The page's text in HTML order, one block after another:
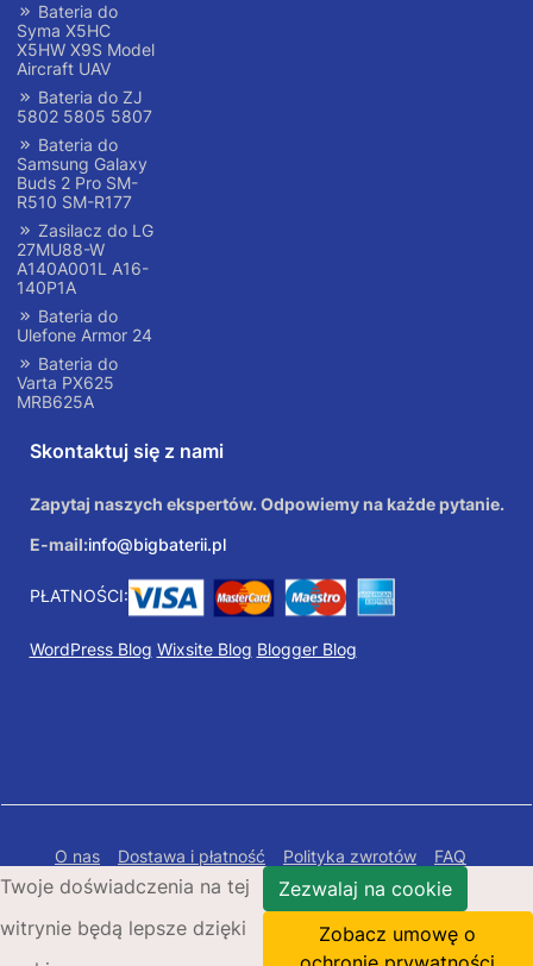
Bateria do
Syma X5HC
X5HW X9S Model
Aircraft UAV
Bateria do ZJ
5802 5805 5807
Bateria do
Samsung Galaxy
Buds 2 Pro SM-
R510 SM-R177
Zasilacz do LG
27MU88-W
A140A001L A16-
140P1A
Bateria do
Ulefone Armor 24
Bateria do
Varta PX625
MRB625A
Skontaktuj się z nami
Zapytaj naszych ekspertów. Odpowiemy na każde pytanie.
E-mail:info@bigbaterii.pl
PŁATNOŚCI:
WordPress Blog Wixsite Blog Blogger Blog
O nas Dostawa i płatność Polityka zwrotów
FAQ
Polityka prywatności
Mapa Strony
Copyright © 2026 Bigbaterii.pl. Wszelkie prawa
zastrzeżone.
Twoje doświadczenia na tej
witrynie będą lepsze dzięki
Zezwalaj na cookie
Zobacz umowę o